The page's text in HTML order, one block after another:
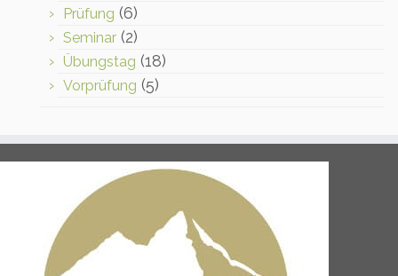
Prüfung (6)
Seminar (2)
Übungstag (18)
Vorprüfung (5)